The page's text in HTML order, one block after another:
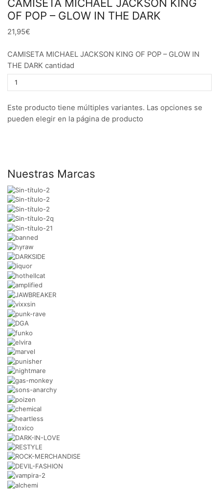
CAMISETA MICHAEL JACKSON KING
OF POP – GLOW IN THE DARK
21,95€
CAMISETA MICHAEL JACKSON KING OF POP – GLOW IN
THE DARK cantidad
Este producto tiene múltiples variantes. Las opciones se
pueden elegir en la página de producto
Nuestras Marcas